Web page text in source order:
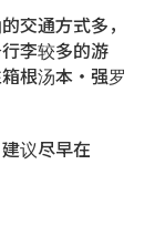
交通方式多，
李较多的游
根汤本・强罗
议尽早在